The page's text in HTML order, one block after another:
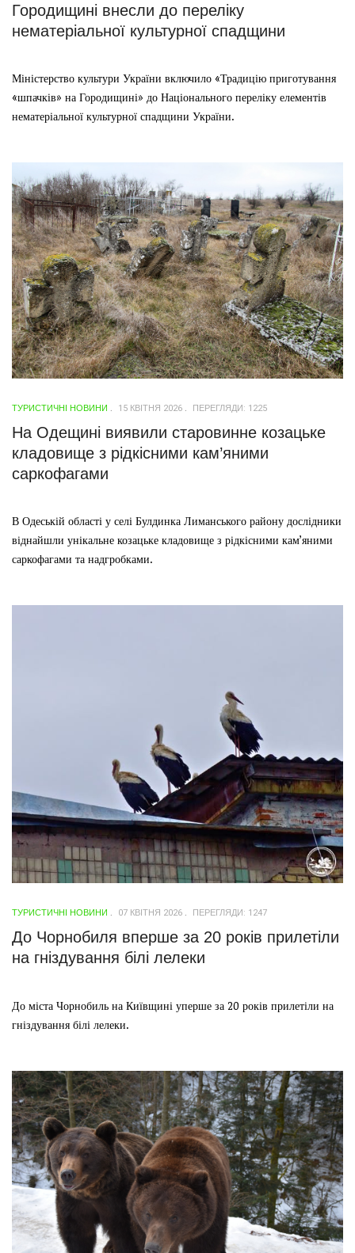
Городищині внесли до переліку
нематеріальної культурної спадщини
Міністерство культури України включило «Традицію приготування
«шпачків» на Городищині» до Національного переліку елементів
нематеріальної культурної спадщини України.
ТУРИСТИЧНІ НОВИНИ 15 КВІТНЯ 2026 ПЕРЕГЛЯДИ: 1225
На Одещині виявили старовинне козацьке
кладовище з рідкісними кам’яними
саркофагами
В Одеській області у селі Булдинка Лиманського району дослідники
віднайшли унікальне козацьке кладовище з рідкісними кам’яними
саркофагами та надгробками.
ТУРИСТИЧНІ НОВИНИ 07 КВІТНЯ 2026 ПЕРЕГЛЯДИ: 1247
До Чорнобиля вперше за 20 років прилетіли
на гніздування білі лелеки
До міста Чорнобиль на Київщині уперше за 20 років прилетіли на
гніздування білі лелеки.